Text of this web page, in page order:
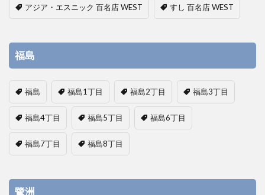
アジア・エスニック 百名店 WEST すし 百名店 WEST
福島
福島 福島1丁目 福島2丁目 福島3丁目
福島4丁目 福島5丁目 福島6丁目
福島7丁目 福島8丁目
鷺洲